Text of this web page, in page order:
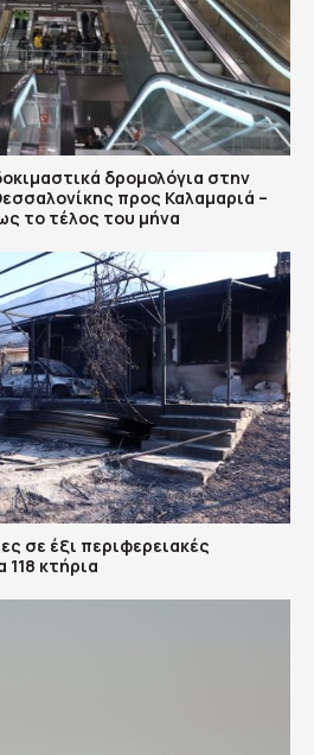
δρομολόγια στην
προς Καλαμαριά –
το τέλος του μήνα
σε έξι περιφερειακές
118 κτήρια